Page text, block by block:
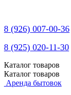
8 (926) 007-00-36
8 (925) 020-11-30
Каталог товаров
Каталог товаров
Аренда бытовок